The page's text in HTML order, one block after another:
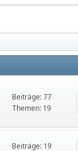
Beiträge: 77
Themen: 19
Beiträge: 19